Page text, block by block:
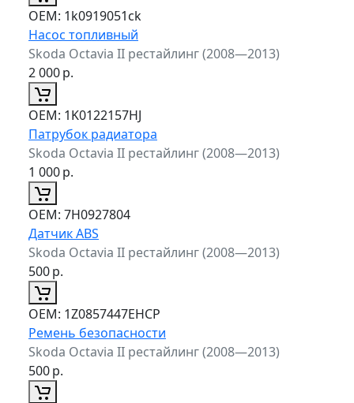
ОЕМ: 1k0919051ck
Насос топливный
Skoda Octavia II рестайлинг (2008—2013)
2 000р.
ОЕМ: 1K0122157HJ
Патрубок радиатора
Skoda Octavia II рестайлинг (2008—2013)
1 000р.
ОЕМ: 7H0927804
Датчик ABS
Skoda Octavia II рестайлинг (2008—2013)
500р.
ОЕМ: 1Z0857447EHCP
Ремень безопасности
Skoda Octavia II рестайлинг (2008—2013)
500р.